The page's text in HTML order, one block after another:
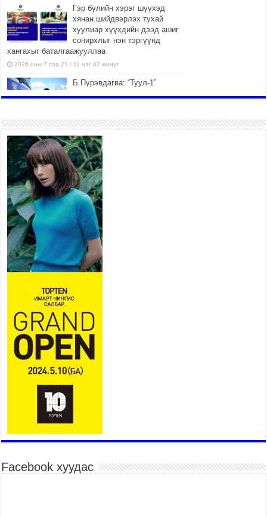
Гэр бүлийн хэрэг шүүхэд
хянан шийдвэрлэх тухай
хуулиар хүүхдийн дээд ашиг
сонирхлыг нэн тэргүүнд
хангахыг баталгаажууллаа
2026 оны 7 сар 21 / 11 цаг 42 минут
Б.Пүрэвдагва: “Туул-1”
2026 оны 7 сар 21 / 10 цаг 15 минут
НИЙСЛЭЛ, АЙМГИЙН УДИРДЛАГУУДЫН
АЖЛЫГ ХҮНД СУРТЛЫГ БУУРУУЛЖ, ИРГЭД,
АЖ АХУЙН НЭГЖИЙН АЧААГ ХЭРХЭН
ХӨНГӨЛСНӨӨР ДҮГНЭНЭ
2026 оны 7 сар 21 / 10 цаг 09 минут
Байнгын хорооны дарга М.Мандхай Цөлжилттэй
тэмцэх тухай НҮБ-ын конвенцын талуудын 17
дугаар бага хурал (СОР17)-ын бэлтгэл ажлын
явцтай танилцлаа
2026 оны 7 сар 21 / 10 цаг 03 минут
Б.Пүрэвдагва: Бүтээн байгуулалтын аливаа
ажил инженерийн хангамжийн байгууллагуудын
уялдаа холбоогүйгээс саатах ёсгүй
2026 оны 7 сар 20 / 17 цаг 21 минут
“Сэлбэ 20 минутын хот” төслийн анхны 12
давхар барилгын үндсэн карказ, цутгалтын ажил
дууслаа
2026 оны 7 сар 20 / 17 цаг 17 минут
бүхий тээврийн хэрэгсэлтэй холбоотой
нийслэлийн засаг дарга захирамж гаргалаа
2026 оны 7 сар 20 / 17 цаг 11 минут
Төв цэвэрлэх байгууламжид хоногт дунджаар 3
тонн хатуу хог хаягдал ирж байна
“Эхийн алдар” одонгийн шаардлагыг
Facebook хуудас